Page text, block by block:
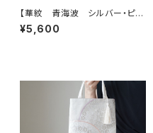
【華紋 青海波 シルバー・ピン
ク シルク帯リメイク ミニサブ
バック フォーマルバック】日常使
¥5,600